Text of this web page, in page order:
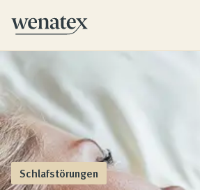
Wenatex Schlafberatung
Produktberatung zu Hause oder
Produkte
Schlafstörungen